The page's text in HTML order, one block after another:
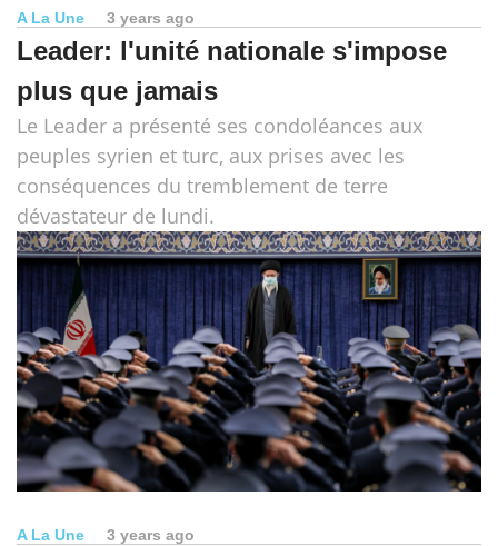
A La Une 3 years ago
Leader: l'unité nationale s'impose
plus que jamais
Le Leader a présenté ses condoléances aux
peuples syrien et turc, aux prises avec les
conséquences du tremblement de terre
dévastateur de lundi.
A La Une 3 years ago